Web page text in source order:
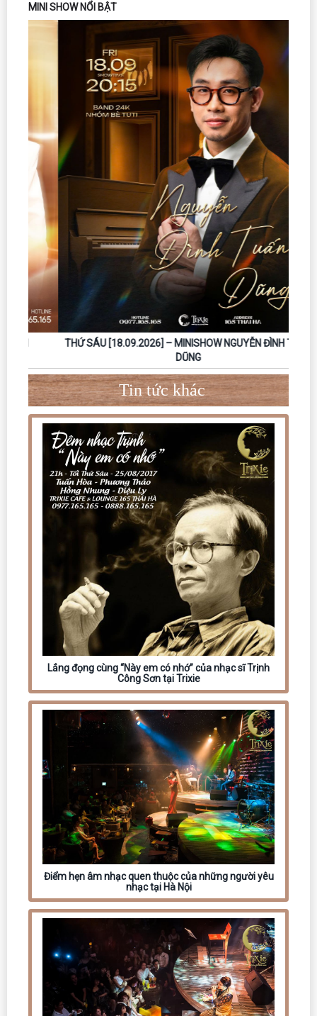
MINI SHOW NỔI BẬT
THỨ SÁU [18.09.2026] – MINISHOW NGUYỄN ĐÌNH TUẤN
Tin tức khác
Lắng đọng cùng “Này em có nhớ” của nhạc sĩ Trịnh
Công Sơn tại Trixie
Điểm hẹn âm nhạc quen thuộc của những người yêu
nhạc tại Hà Nội